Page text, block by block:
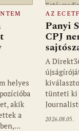
helyes
akik
a
Fotó:
AZ
Panyi
CPJ
A
tünteti ki
2026.08.05.